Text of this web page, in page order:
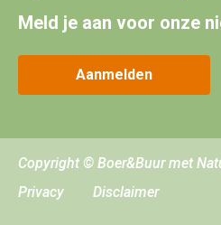
Meld je aan voor onze
Aanmelden
Copyright © Boer&Buur met
Privacy
Disclaimer